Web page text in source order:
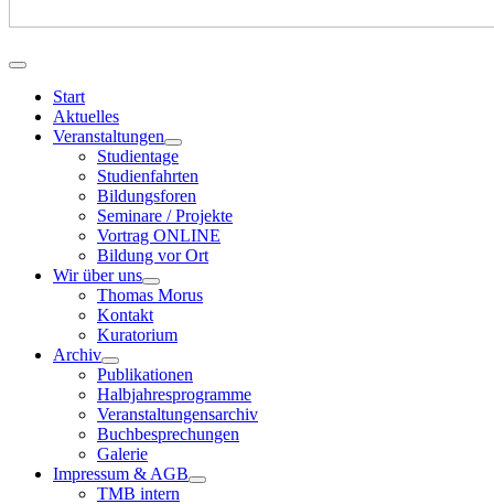
Start
Aktuelles
Veranstaltungen
Studientage
Studienfahrten
Bildungsforen
Seminare / Projekte
Vortrag ONLINE
Bildung vor Ort
Wir über uns
Thomas Morus
Kontakt
Kuratorium
Archiv
Publikationen
Halbjahresprogramme
Veranstaltungensarchiv
Buchbesprechungen
Galerie
Impressum & AGB
TMB intern